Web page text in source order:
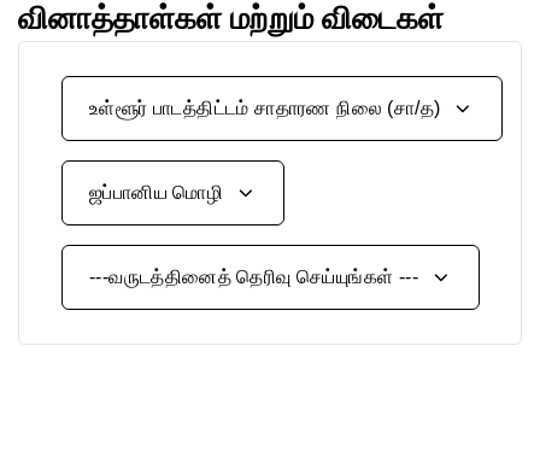
வினாத்தாள்கள் மற்றும் விடைகள்
உள்ளூர் பாடத்திட்டம் சாதாரண நிலை (சா/த)
ஜப்பானிய மொழி
---வருடத்தினைத் தெரிவு செய்யுங்கள் ---